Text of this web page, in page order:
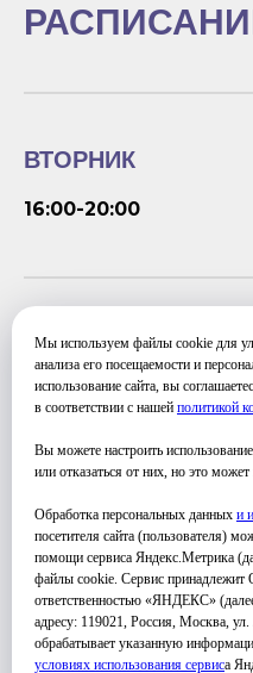
Мы используем файлы cookie для
анализа его посещаемости и
использование сайта, вы
в соответствии с нашей политикой
Вы можете настроить
или отказаться от них, но это
Обработка персональных данных и
посетителя сайта (пользователя)
помощи сервиса Яндекс.Метрика
файлы cookie. Сервис принадлежит
ответственностью «ЯНДЕКС»
адресу: 119021, Россия, Москва,
обрабатывает указанную
условиях использования сервиса
ВТОРНИК
16:00-20:00
СУББОТА
13:00-17:00
УЗНАТЬ